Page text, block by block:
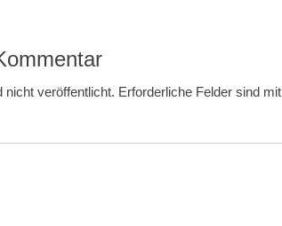
nicht veröffentlicht. Erforderliche Felder sind mit